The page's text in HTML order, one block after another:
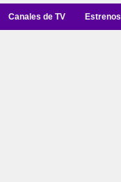
Canales de TV Estrenos